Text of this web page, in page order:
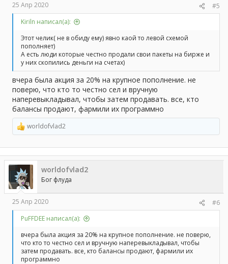
25 Апр 2020
#5
Kiriln написал(а):
Этот челик( не в обиду ему) явно каой то левой схемой
пополняет)
А есть люди которые честно продали свои пакеты на бирже и
у них скопились деньги на счетах)
вчера была акция за 20% на крупное пополнение. не
поверю, что кто то честно сел и вручную
наперевыкладывал, чтобы затем продавать. все, кто
балансы продают, фармили их программно
Р
е
а
к
ц
и
и
:
worldofvlad2
worldofvlad2
Бог флуда
25 Апр 2020
#6
PuFFDEE написал(а):
вчера была акция за 20% на крупное пополнение. не поверю,
что кто то честно сел и вручную наперевыкладывал, чтобы
затем продавать. все, кто балансы продают, фармили их
программно